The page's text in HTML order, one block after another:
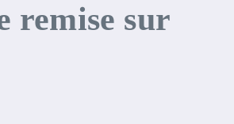
remise sur